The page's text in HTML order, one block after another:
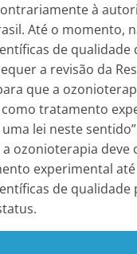
à
Até o momento,
de qualidade
a revisão da
que a
tratamento
lei neste
ozonioterapia deve
experimental
de qualidade